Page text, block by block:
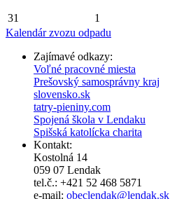
31 1
Kalendár zvozu odpadu
Zajímavé odkazy:
Voľné pracovné miesta
Prešovský samosprávny kraj
slovensko.sk
tatry-pieniny.com
Spojená škola v Lendaku
Spišská katolícka charita
Kontakt:
Kostolná 14
059 07 Lendak
tel.č.: +421 52 468 5871
e-mail: obeclendak@lendak.sk